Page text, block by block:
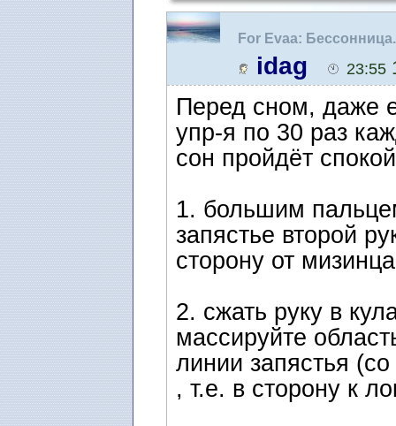
For Evaa:
idag 23:55
Перед сном, даже
упр-я по 30 раз
сон пройдёт
1. большим
запястье второй
сторону от
2. сжать руку в
массируйте
линии запястья
, т.е. в сторону к